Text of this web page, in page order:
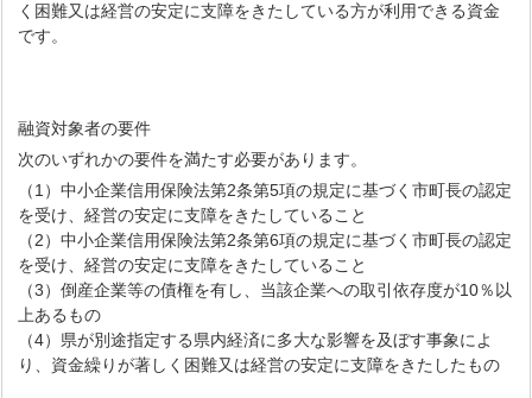
く困難又は経営の安定に支障をきたしている方が利用できる資金
です。
融資対象者の要件
次のいずれかの要件を満たす必要があります。
（1）中小企業信用保険法第2条第5項の規定に基づく市町長の認定
を受け、経営の安定に支障をきたしていること
（2）中小企業信用保険法第2条第6項の規定に基づく市町長の認定
を受け、経営の安定に支障をきたしていること
（3）倒産企業等の債権を有し、当該企業への取引依存度が10％以
上あるもの
（4）県が別途指定する県内経済に多大な影響を及ぼす事象によ
り、資金繰りが著しく困難又は経営の安定に支障をきたしたもの